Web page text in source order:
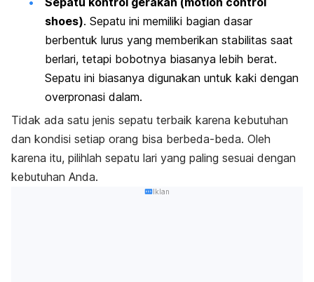
shoes). Sepatu ini memiliki bagian dasar
berbentuk lurus yang memberikan stabilitas saat
berlari, tetapi bobotnya biasanya lebih berat.
Sepatu ini biasanya digunakan untuk kaki dengan
overpronasi dalam.
Tidak ada satu jenis sepatu terbaik karena kebutuhan
dan kondisi setiap orang bisa berbeda-beda. Oleh
karena itu, pilihlah sepatu lari yang paling sesuai dengan
kebutuhan Anda.
Iklan